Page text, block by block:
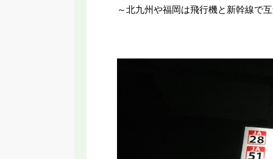
～北九州や福岡は飛行機と新幹線で